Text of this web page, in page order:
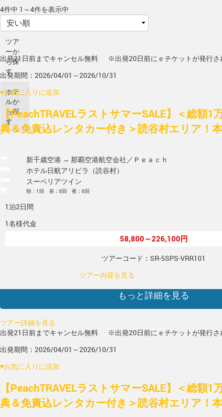
4件中 1～4件を表示中
ツア
ーか
ら探
す
ホテ
ルか
ら探
す
出発21日前までキャンセル無料
※出発20日前にｅチケットが発行さ
出発期間：2026/04/01～2026/10/31
♥お気に入りに追加
【PeachTRAVELラストサマーSALE】＜総額1
典＆免責込レンタカー付き＞読谷村エリア！
新千歳空港 → 那覇空港航空会社／Ｐｅａｃｈ
ホテル日航アリビラ（読谷村）
スーペリアツイン
朝：1回 昼：0回 夜：0回
1泊2日間
1名様代金
58,800～226,100円
ツアーコード：SR-5SPS-VRR101
ツアー内容を見る
もっと詳細を見る
ツアー詳細を見る
出発21日前までキャンセル無料
※出発20日前にｅチケットが発行さ
出発期間：2026/04/01～2026/10/31
♥お気に入りに追加
【PeachTRAVELラストサマーSALE】＜総額1
典＆免責込レンタカー付き＞読谷村エリア！